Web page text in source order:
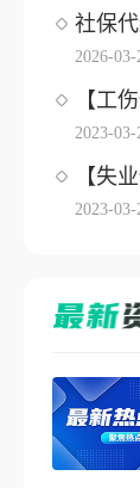
社保
2026-
【工
2023-03-
【失
2023-